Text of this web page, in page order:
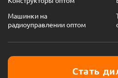
Машинки на
радиоуправлении оптом
Стать